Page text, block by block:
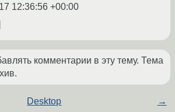
12:36:56 +00:00
комментарии в эту тему. Тема
Desktop →